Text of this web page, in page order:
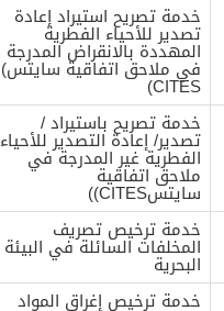
خدمة تصريح استيراد إعادة
تصدير للأحياء الفطرية
المهددة بالانقراض المدرجة
في ملاحق اتفاقية سايتس)
CITES)
خدمة تصريح باستيراد /
تصدير/ إعادة التصدير للأحياء
الفطرية غير المدرجة في
ملاحق اتفاقية
سايتسCITES))
خدمة ترخيص تصريف
المخلفات السائلة في البيئة
البحرية
خدمة ترخيص إغراق المواد